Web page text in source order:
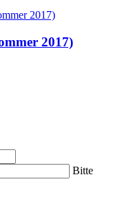
2017)
Bitte